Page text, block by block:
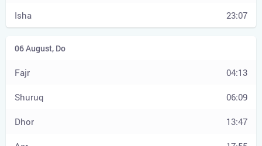
23:07
04:13
06:09
13:47